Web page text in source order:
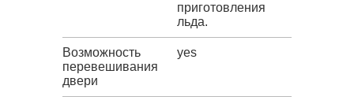
приготовления
льда.
Возможность
перевешивания
двери
yes